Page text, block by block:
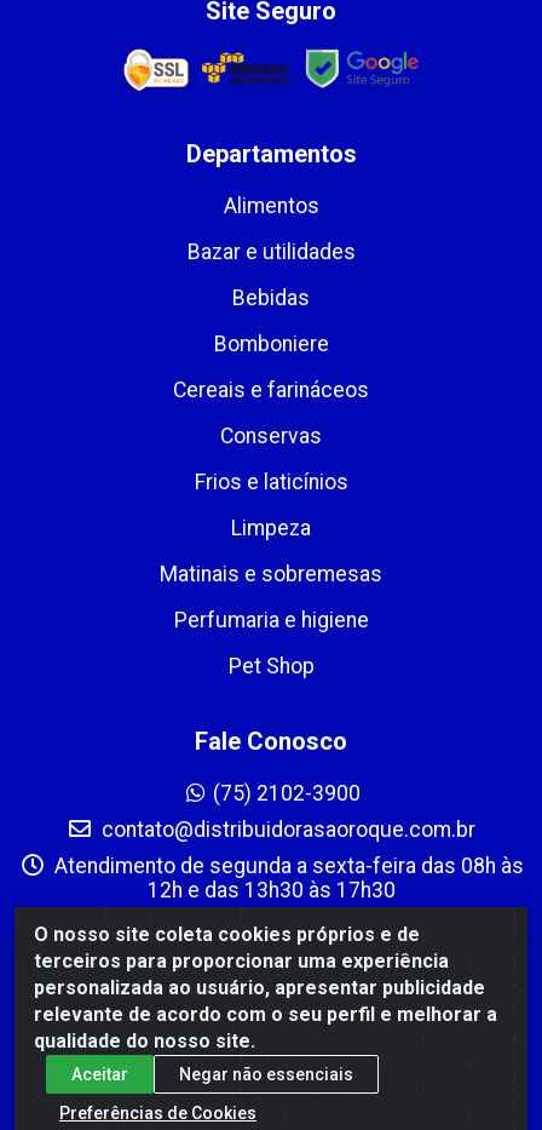
O nosso site coleta cookies próprios e de
terceiros para proporcionar uma experiência
personalizada ao usuário, apresentar publicidade
relevante de acordo com o seu perfil e melhorar a
qualidade do nosso site.
Aceitar
Negar não essenciais
Preferências de Cookies
Site Seguro
Departamentos
Alimentos
Bazar e utilidades
Bebidas
Bomboniere
Cereais e farináceos
Conservas
Frios e laticínios
Limpeza
Matinais e sobremesas
Perfumaria e higiene
Pet Shop
Fale Conosco
(75) 2102-3900
contato@distribuidorasaoroque.com.br
Atendimento de segunda a sexta-feira das 08h às
12h e das 13h30 às 17h30
Instagram
Formas de Pagamento
DIST DE PROD ALIM SÃO ROQUE LTDA - AVENIDA PROBAHIA,